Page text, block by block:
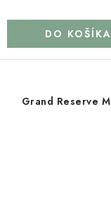
DO KOŠÍKA
Grand Reserve